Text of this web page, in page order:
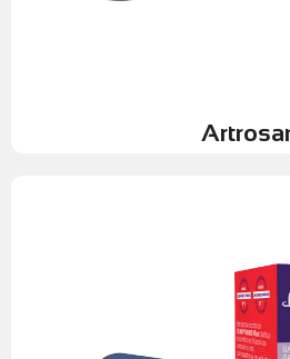
cuidar cada detalle de la salud de
podemos cuidar y prevenir el
síntomas tanto en la clínica
estos moduladores de conducta
nuestras